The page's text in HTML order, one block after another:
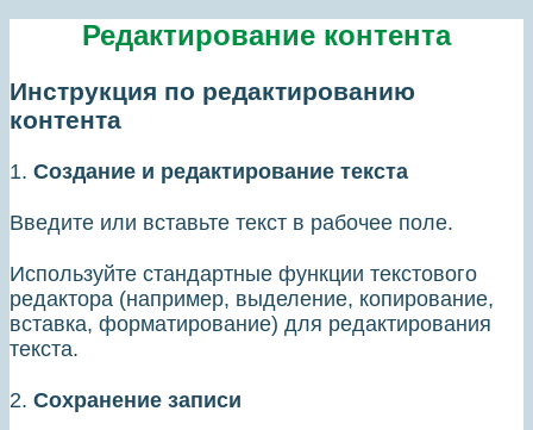
Редактирование контента
Инструкция по редактированию
контента
1. Создание и редактирование текста
Введите или вставьте текст в рабочее поле.
Используйте стандартные функции текстового
редактора (например, выделение, копирование,
вставка, форматирование) для редактирования
текста.
2. Сохранение записи